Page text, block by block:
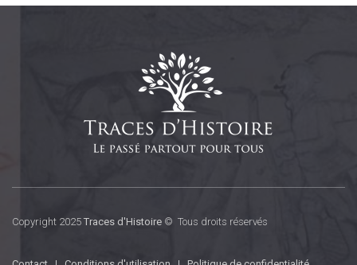
Copyright 2025 Traces d'Histoire © Tous droits réservés